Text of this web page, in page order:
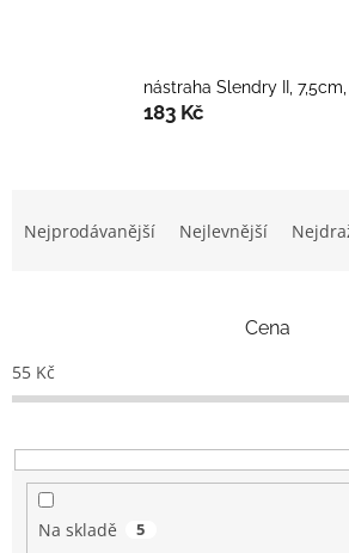
nástraha Slendry II,
183 Kč
p
r
o
u
Nejprodávanější Nejlevnější
Cena
55 Kč
Na skladě 5